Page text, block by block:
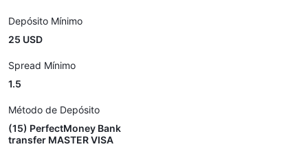
Depósito Mínimo
25 USD
Spread Mínimo
1.5
Método de Depósito
(15) PerfectMoney Bank
transfer MASTER VISA